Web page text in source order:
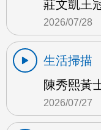
莊文凱王
2026/07/28
生活掃描
陳秀熙黃
2026/07/27